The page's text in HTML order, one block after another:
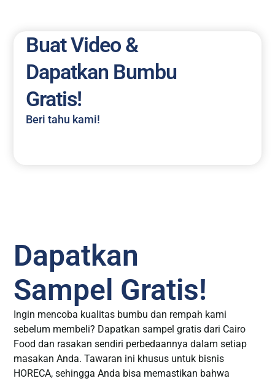
Buat Video &
Dapatkan Bumbu
Gratis!
Beri tahu kami!
Dapatkan
Sampel Gratis!
Ingin mencoba kualitas bumbu dan rempah kami
sebelum membeli? Dapatkan sampel gratis dari Cairo
Food dan rasakan sendiri perbedaannya dalam setiap
masakan Anda. Tawaran ini khusus untuk bisnis
HORECA, sehingga Anda bisa memastikan bahwa